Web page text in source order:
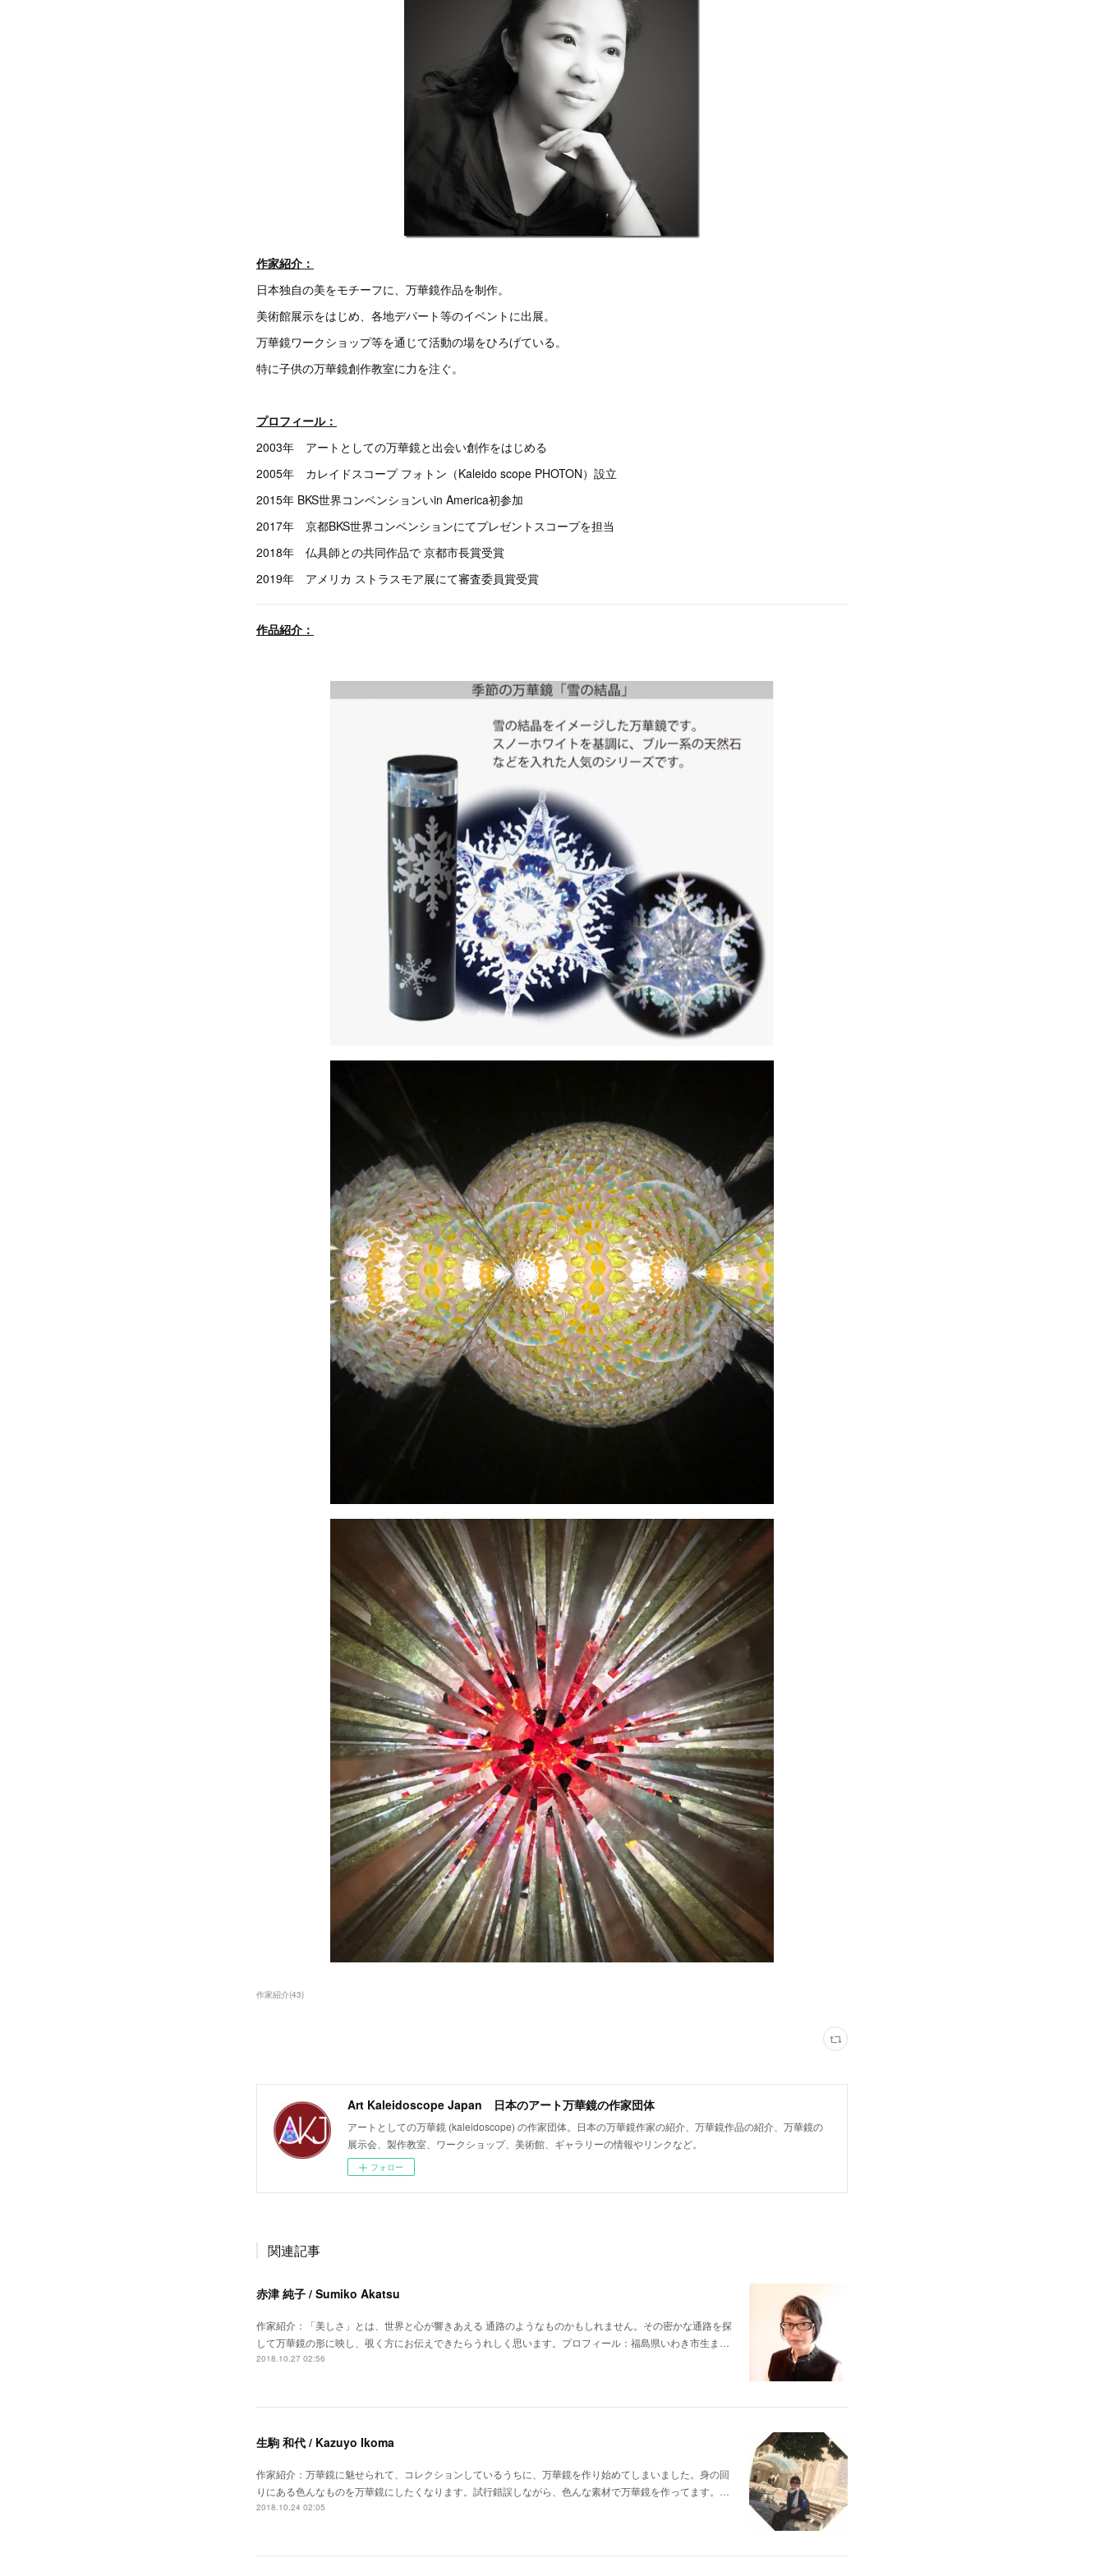
作家紹介：
日本独自の美をモチーフに、万華鏡作品を制作。
美術館展示をはじめ、各地デパート等のイベントに出展。
万華鏡ワークショップ等を通じて活動の場をひろげている。
特に子供の万華鏡創作教室に力を注ぐ。
プロフィール：
2003年 アートとしての万華鏡と出会い創作をはじめる
2005年 カレイドスコープ フォトン（Kaleido scope PHOTON）設立
2015年 BKS世界コンベンションいin America初参加
2017年 京都BKS世界コンベンションにてプレゼントスコープを担当
2018年 仏具師との共同作品で 京都市長賞受賞
2019年 アメリカ ストラスモア展にて審査委員賞受賞
作品紹介：
作家紹介(43)
Art Kaleidoscope Japan 日本のアート万華鏡の作家団体
アートとしての万華鏡 (kaleidoscope) の作家団体。日本の万華鏡作家の紹介、万華鏡作品の紹介、万華鏡の
展示会、製作教室、ワークショップ、美術館、ギャラリーの情報やリンクなど。
フォロー
関連記事
赤津 純子 / Sumiko Akatsu
作家紹介：「美しさ」とは、世界と心が響きあえる 通路のようなものかもしれません。その密かな通路を探
して万華鏡の形に映し、覗く方にお伝えできたらうれしく思います。プロフィール：福島県いわき市生ま…
2018.10.27 02:56
生駒 和代 / Kazuyo Ikoma
作家紹介：万華鏡に魅せられて、コレクションしているうちに、万華鏡を作り始めてしまいました。身の回
りにある色んなものを万華鏡にしたくなります。試行錯誤しながら、色んな素材で万華鏡を作ってます。…
2018.10.24 02:05